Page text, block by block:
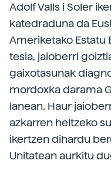
Adolf Valls i Soler
katedraduna da
Ameriketako Estatu
tesia, jaioberri
gaixotasunak
mordoxka darama
lanean. Haur
azkarren heltzeko
ikertzen dihardu
Unitatean aurkitu